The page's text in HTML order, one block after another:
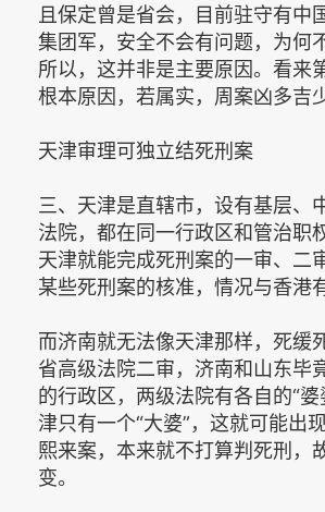
且保定曾是省会，目前驻守有中
集团军，安全不会有问题，为何
所以，这并非是主要原因。看来
根本原因，若属实，周案凶多吉少
天津审理可独立结死刑案
三、天津是直辖市，设有基层、
法院，都在同一行政区和管治职
天津就能完成死刑案的一审、二
某些死刑案的核准，情况与香港
而济南就无法像天津那样，死缓
省高级法院二审，济南和山东毕
的行政区，两级法院有各自的“婆
津只有一个“大婆”，这就可能出
熙来案，本来就不打算判死刑，
变。